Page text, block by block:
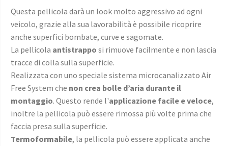
Questa pellicola darà un look molto aggressivo ad ogni
veicolo, grazie alla sua lavorabilità è possibile ricoprire
anche superfici bombate, curve e sagomate.
La pellicola antistrappo si rimuove facilmente e non lascia
tracce di colla sulla superficie.
Realizzata con uno speciale sistema microcanalizzato Air
Free System che non crea bolle d’aria durante il
montaggio. Questo rende l'applicazione facile e veloce,
inoltre la pellicola può essere rimossa più volte prima che
faccia presa sulla superficie.
Termoformabile, la pellicola può essere applicata anche